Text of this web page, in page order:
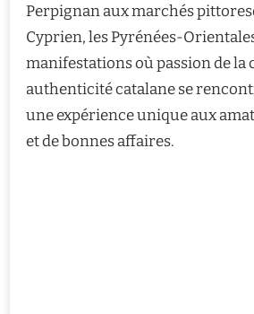
Perpignan aux marchés
Cyprien, les Pyrénées-
manifestations où passion de la
authenticité catalane se
une expérience unique aux
et de bonnes affaires.